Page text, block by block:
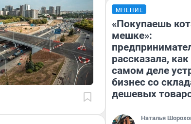
МНЕНИЕ
«Покупаешь
мешке»:
рассказала, как
самом деле
бизнес со
дешевых
Наталья